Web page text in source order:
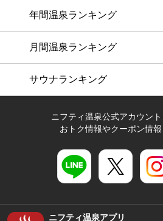
年間温泉ランキング
月間温泉ランキング
サウナランキング
ニフティ温泉公式アカウン
おトク情報やクーポン情
ニフティ温泉アプリ